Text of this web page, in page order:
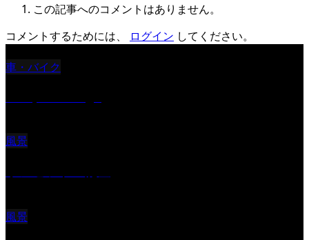
この記事へのコメントはありません。
コメントするためには、
ログイン してください。
車・バイク
風景
風景